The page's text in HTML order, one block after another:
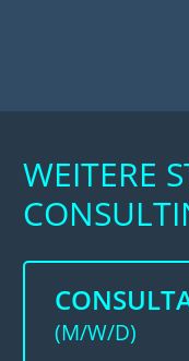
WEITERE
(M/W/D)